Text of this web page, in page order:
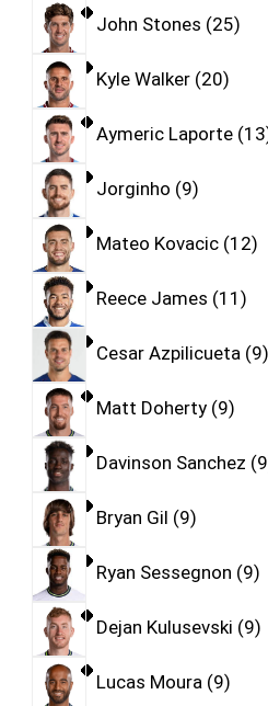
John Stones 25
Kyle Walker 20
Aymeric Laporte 13
Jorginho 9
Mateo Kovacic 12
Reece James 11
Cesar Azpilicueta 9
Matt Doherty 9
Davinson Sanchez 9
Bryan Gil 9
Ryan Sessegnon 9
Dejan Kulusevski 9
Lucas Moura 9